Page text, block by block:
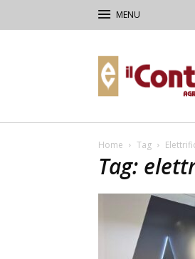
Contoterzista
Home Tag
Tag: